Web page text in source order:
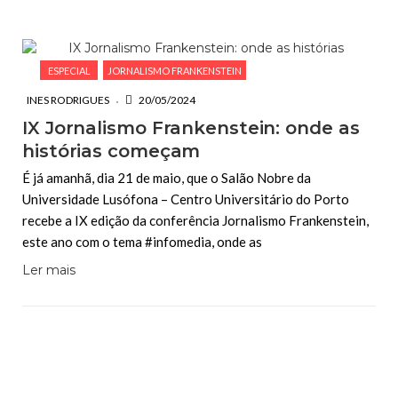
ESPECIAL JORNALISMO FRANKENSTEIN
INES RODRIGUES 20/05/2024
IX Jornalismo Frankenstein: onde as
histórias começam
É já amanhã, dia 21 de maio, que o Salão Nobre da
Universidade Lusófona – Centro Universitário do Porto
recebe a IX edição da conferência Jornalismo Frankenstein,
este ano com o tema #infomedia, onde as
Ler mais